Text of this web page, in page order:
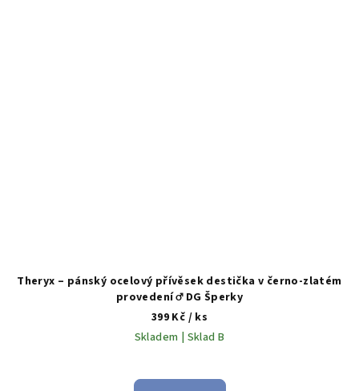
Theryx – pánský ocelový přívěsek destička v černo-zlatém
provedení ♂️ DG Šperky
399 Kč / ks
Skladem | Sklad B